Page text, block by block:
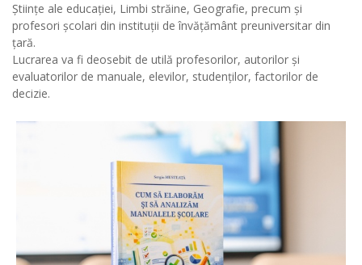
Științe ale educației, Limbi străine, Geografie, precum și
profesori școlari din instituții de învățământ preuniversitar din
țară.
Lucrarea va fi deosebit de utilă profesorilor, autorilor și
evaluatorilor de manuale, elevilor, studenților, factorilor de
decizie.